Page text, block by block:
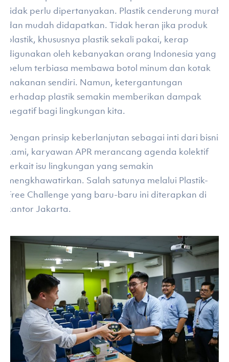
tidak perlu dipertanyakan. Plastik cenderung murah
dan mudah didapatkan. Tidak heran jika produk
plastik, khususnya plastik sekali pakai, kerap
digunakan oleh kebanyakan orang Indonesia yang
belum terbiasa membawa botol minum dan kotak
makanan sendiri. Namun, ketergantungan
terhadap plastik semakin memberikan dampak
negatif bagi lingkungan kita.
Dengan prinsip keberlanjutan sebagai inti dari bisnis
kami, karyawan APR merancang agenda kolektif
terkait isu lingkungan yang semakin
mengkhawatirkan. Salah satunya melalui Plastik-
Free Challenge yang baru-baru ini diterapkan di
kantor Jakarta.